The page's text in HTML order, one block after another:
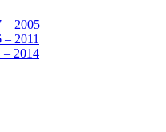
– 2005
2011
– 2014